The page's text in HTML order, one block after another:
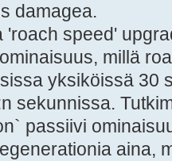
damagea.
'roach speed'
millä
yksiköissä 30
sekunnissa.
passiivi
aina,